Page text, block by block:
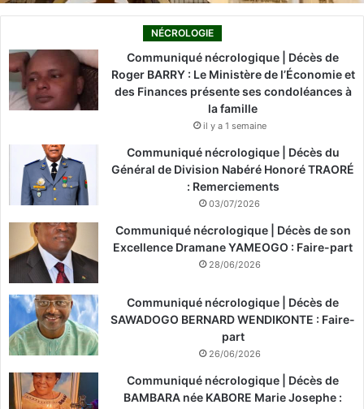
NÉCROLOGIE
Communiqué nécrologique | Décès de
Roger BARRY : Le Ministère de l’Économie et
des Finances présente ses condoléances à
la famille
il y a 1 semaine
Communiqué nécrologique | Décès du
Général de Division Nabéré Honoré TRAORÉ
: Remerciements
03/07/2026
Communiqué nécrologique | Décès de son
Excellence Dramane YAMEOGO : Faire-part
28/06/2026
Communiqué nécrologique | Décès de
SAWADOGO BERNARD WENDIKONTE : Faire-
part
26/06/2026
Communiqué nécrologique | Décès de
BAMBARA née KABORE Marie Josephe :